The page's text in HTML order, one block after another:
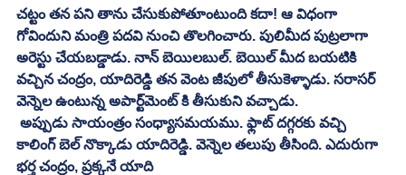
చట్టం తన పని తాను చేసుకుపోతూంటుంది కదా! ఆ విధంగా
గోవిందుని మంత్రి పదవి నుంచి తొలగించారు. పులిమీద పుట్రలాగా
అరెస్టు చేయబడ్డాడు. నాన్‌ బెయిలబుల్‌. బెయిల్‌ మీద బయటికి
వచ్చిన చంద్రం, యాదిరెడ్డి తన వెంట జీపులో తీసుకెళ్ళాడు. సరాసర్
వెన్నెల ఉంటున్న అపార్ట్‌మెంట్‌ కి తీసుకుని వచ్చాడు.
కాలింగ్‌ బెల్‌ నొక్కాడు యాదిరెడ్డి. వెన్నెల తలుపు తీసింది. ఎదురుగా
భర్త చంద్రం, ప్రక్కనే యాది